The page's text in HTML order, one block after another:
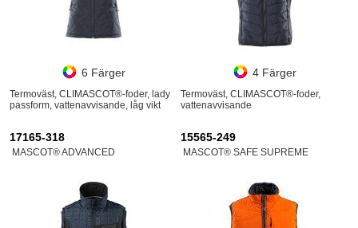
6 Färger
Termoväst, CLIMASCOT®-foder, lady
passform, vattenavvisande, låg vikt
4 Färger
Termoväst, CLIMASCOT®-foder,
vattenavvisande
17165-318
MASCOT® ADVANCED
15565-249
MASCOT® SAFE SUPREME